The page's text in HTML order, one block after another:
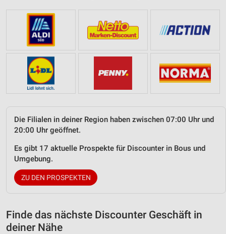
Die Filialen in deiner Region haben zwischen 07:00 Uhr und
20:00 Uhr geöffnet.
Es gibt 17 aktuelle Prospekte für Discounter in Bous und
Umgebung.
ZU DEN PROSPEKTEN
Finde das nächste Discounter Geschäft in
deiner Nähe